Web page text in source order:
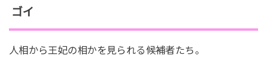
ゴイ
人相から王妃の相かを見られる候補者たち。